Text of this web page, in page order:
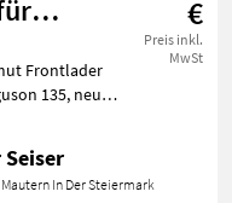
€
Preis inkl.
MwSt
Frontlader
135, neu
(optional
E
In Der Steiermark